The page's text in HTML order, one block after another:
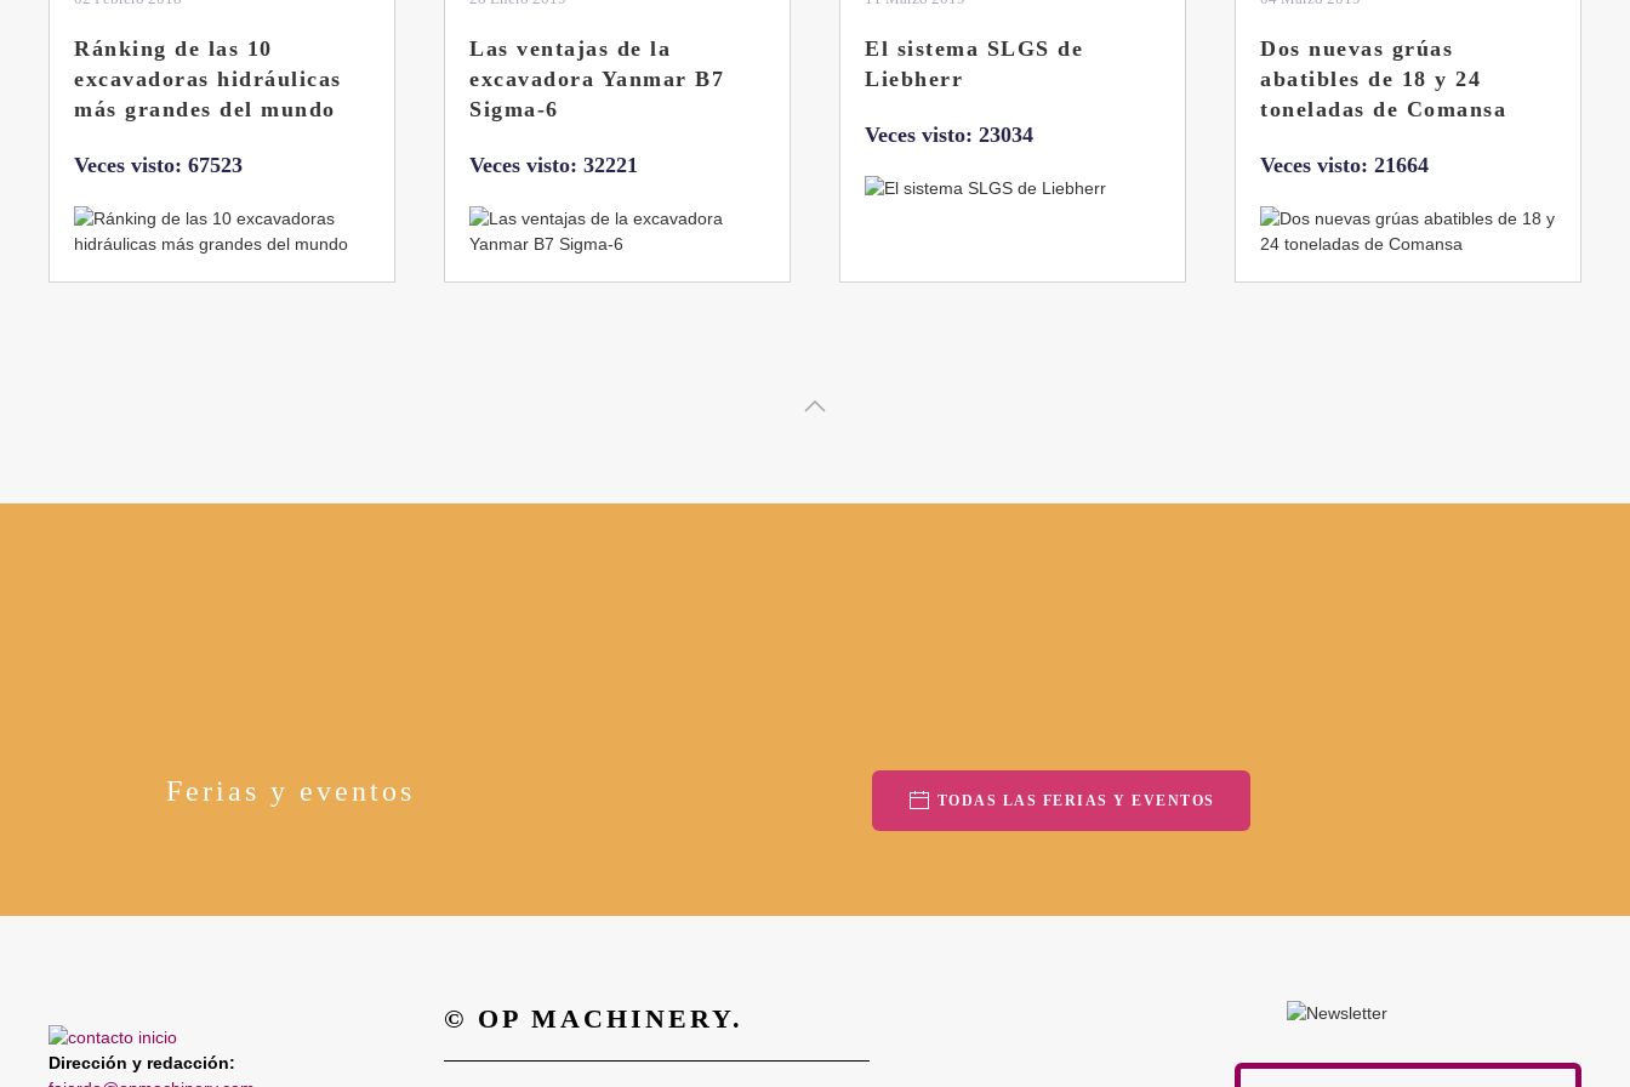
Las ventajas de la
excavadora Yanmar B7
Sigma-6
Veces visto: 32221
El sistema SLGS de
Liebherr
Dos nuevas grúas
abatibles de 18 y 24
La botella aún no está
llena
Ferias y eventos TODAS LAS FERIAS Y EVENTOS
Dirección y redacción:
© OP MACHINERY.